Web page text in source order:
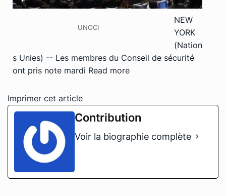
UNOCI
NEW
YORK
(Nation
s Unies) -- Les membres du Conseil de sécurité
ont pris note mardi Read more
Imprimer cet article
Contribution
Voir la biographie complète